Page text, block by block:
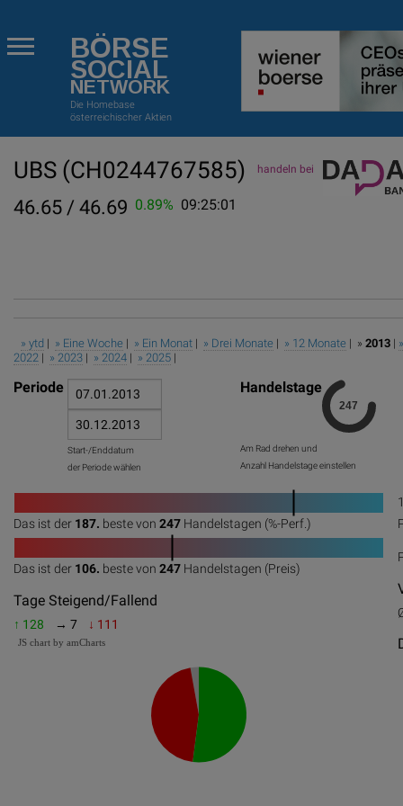
BÖRSE
SOCIAL
NETWORK
Die Homebase
österreichischer Aktien
UBS (CH0244767585) handeln bei
46.65 / 46.69 0.89% 09:25:01
» ytd | » Eine Woche | » Ein Monat | » Drei Monate | » 12 Monate | » 2013 |
2022 | » 2023 | » 2024 | » 2025 |
Periode
Start-/Enddatum
der Periode wählen
Handelstage
Am Rad drehen und
Anzahl Handelstage einstellen
80
Das ist der 187. beste von 247 Handelstagen (%-Perf.)
Das ist der 106. beste von 247 Handelstagen (Preis)
Tage Steigend/Fallend
↑ 128 → 7 ↓ 111
JS chart by amCharts